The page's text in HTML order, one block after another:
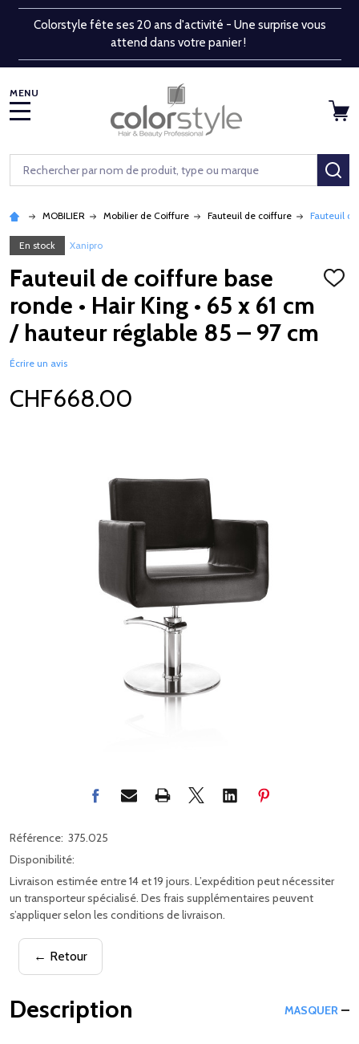
Colorstyle fête ses 20 ans d'activité - Une surprise vous
attend dans votre panier !
Rechercher
MOBILIER Mobilier de Coiffure Fauteuil de coiffure Fauteuil
En stock Xanipro
Fauteuil de coiffure base
ronde • Hair King • 65 x 61 cm
/ hauteur réglable 85 – 97 cm
Écrire un avis
CHF668.00
Référence: 375.025
Disponibilité:
Livraison estimée entre 14 et 19 jours. L’expédition peut nécessiter
un transporteur spécialisé. Des frais supplémentaires peuvent
s’appliquer selon les conditions de livraison.
← Retour
Description MASQUER